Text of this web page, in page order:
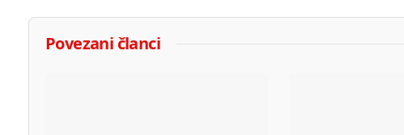
Povezani članci